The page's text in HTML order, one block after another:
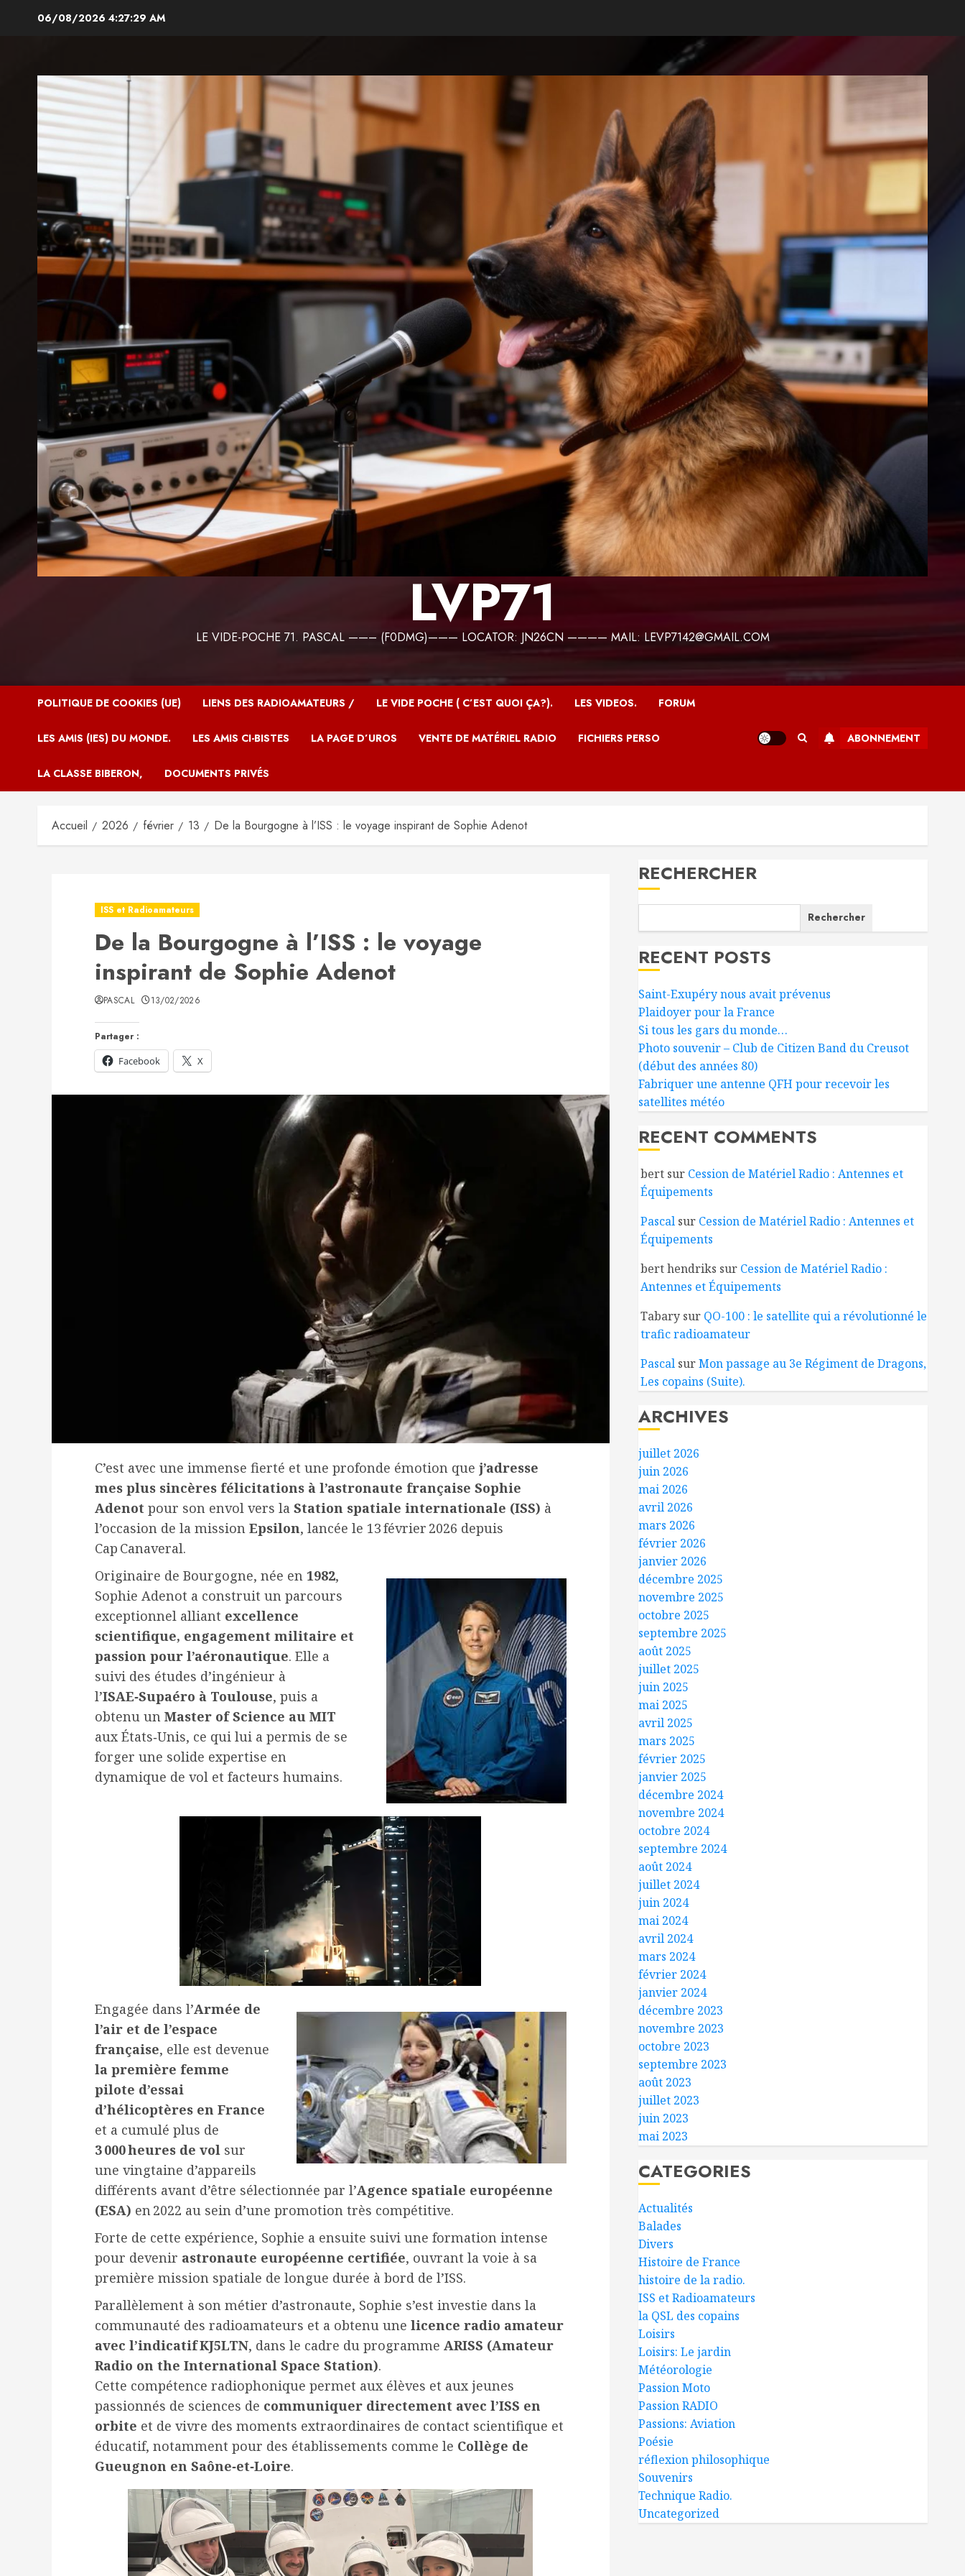
06/08/2026 4:27:30 AM
LVP71
LE VIDE-POCHE 71. PASCAL ——– (F0DMG)——— LOCATOR: JN26CN ———— MAIL: LEVP7142@GMAIL.COM
POLITIQUE DE COOKIES (UE) LIENS DES RADIOAMATEURS / LE VIDE POCHE ( C’EST QUOI ÇA?). LES VIDEOS. FORUM
LES AMIS (IES) DU MONDE. LES AMIS CI-BISTES LA PAGE D’UROS VENTE DE MATÉRIEL RADIO FICHIERS PERSO
LA CLASSE BIBERON, DOCUMENTS PRIVÉS
ABONNEMENT
Accueil 2026 février 13 De la Bourgogne à l’ISS : le voyage inspirant de Sophie Adenot
ISS et Radioamateurs
De la Bourgogne à l’ISS : le voyage
inspirant de Sophie Adenot
Partager :
Facebook
X
PASCAL 13/02/2026
C’est avec une immense fierté et une profonde émotion que j’adresse
mes plus sincères félicitations à l’astronaute française Sophie
Adenot pour son envol vers la Station spatiale internationale (ISS) à
l’occasion de la mission Epsilon, lancée le 13 février 2026 depuis
Cap Canaveral.
Originaire de Bourgogne, née en 1982,
Sophie Adenot a construit un parcours
exceptionnel alliant excellence
scientifique, engagement militaire et
passion pour l’aéronautique. Elle a
suivi des études d’ingénieur à
l’ISAE‑Supaéro à Toulouse, puis a
obtenu un Master of Science au MIT
aux États‑Unis, ce qui lui a permis de se
forger une solide expertise en
dynamique de vol et facteurs humains.
Engagée dans l’Armée de
l’air et de l’espace
française, elle est devenue
la première femme
pilote d’essai
d’hélicoptères en France
et a cumulé plus de
3 000 heures de vol sur
une vingtaine d’appareils
différents avant d’être sélectionnée par l’Agence spatiale européenne
(ESA) en 2022 au sein d’une promotion très compétitive.
Forte de cette expérience, Sophie a ensuite suivi une formation intense
pour devenir astronaute européenne certifiée, ouvrant la voie à sa
première mission spatiale de longue durée à bord de l’ISS.
Parallèlement à son métier d’astronaute, Sophie s’est investie dans la
communauté des radioamateurs et a obtenu une licence radio amateur
avec l’indicatif KJ5LTN, dans le cadre du programme ARISS (Amateur
Radio on the International Space Station).
Cette compétence radiophonique permet aux élèves et aux jeunes
passionnés de sciences de communiquer directement avec l’ISS en
orbite et de vivre des moments extraordinaires de contact scientifique et
éducatif, notamment pour des établissements comme le Collège de
Gueugnon en Saône‑et‑Loire.
RECHERCHER
Rechercher
RECENT POSTS
Saint-Exupéry nous avait prévenus
Plaidoyer pour la France
Si tous les gars du monde…
Photo souvenir – Club de Citizen Band du Creusot
(début des années 80)
Fabriquer une antenne QFH pour recevoir les
satellites météo
RECENT COMMENTS
bertsur Cession de Matériel Radio : Antennes et
Équipements
Pascalsur Cession de Matériel Radio : Antennes et
Équipements
bert hendriks sur Cession de Matériel Radio :
Antennes et Équipements
Tabarysur QO-100 : le satellite qui a révolutionné le
trafic radioamateur
PascalsurMon passage au 3e Régiment de Dragons,
Les copains (Suite).
ARCHIVES
juillet 2026
juin 2026
mai 2026
avril 2026
mars 2026
février 2026
janvier 2026
décembre 2025
novembre 2025
octobre 2025
septembre 2025
août 2025
juillet 2025
juin 2025
mai 2025
avril 2025
mars 2025
février 2025
janvier 2025
décembre 2024
novembre 2024
octobre 2024
septembre 2024
août 2024
juillet 2024
juin 2024
mai 2024
avril 2024
mars 2024
février 2024
janvier 2024
décembre 2023
novembre 2023
octobre 2023
septembre 2023
août 2023
juillet 2023
juin 2023
mai 2023
CATEGORIES
Actualités
Balades
Divers
Histoire de France
histoire de la radio.
ISS et Radioamateurs
la QSL des copains
Loisirs
Loisirs: Le jardin
Météorologie
Passion Moto
Passion RADIO
Passions: Aviation
Poésie
réflexion philosophique
Souvenirs
Technique Radio.
Uncategorized